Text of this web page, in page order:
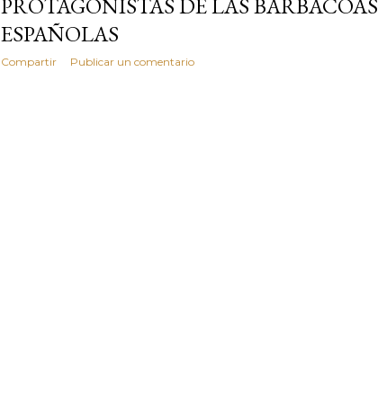
PROTAGONISTAS DE LAS BARBACOAS
ESPAÑOLAS
Compartir Publicar un comentario